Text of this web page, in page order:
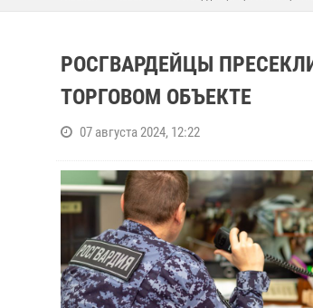
РОСГВАРДЕЙЦЫ
ТОРГОВОМ ОБЪЕКТЕ
07 августа 2024, 12:22